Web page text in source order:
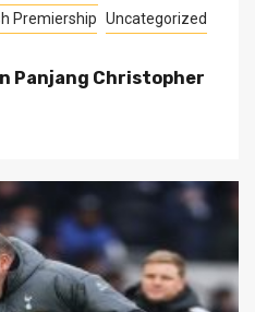
Premiership Uncategorized
Panjang Christopher